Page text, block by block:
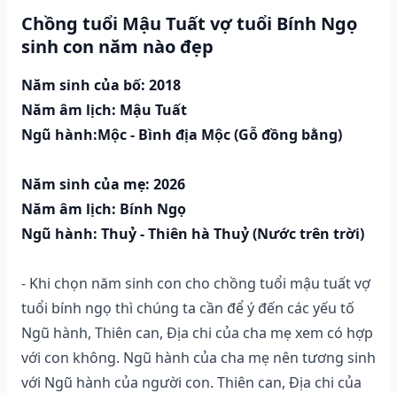
Chồng tuổi Mậu Tuất vợ tuổi Bính Ngọ
sinh con năm nào đẹp
Năm sinh của bố: 2018
Năm âm lịch: Mậu Tuất
Ngũ hành:Mộc - Bình địa Mộc (Gỗ đồng bằng)
Năm sinh của mẹ: 2026
Năm âm lịch: Bính Ngọ
Ngũ hành: Thuỷ - Thiên hà Thuỷ (Nước trên trời)
- Khi chọn năm sinh con cho chồng tuổi mậu tuất vợ
tuổi bính ngọ thì chúng ta cần để ý đến các yếu tố
Ngũ hành, Thiên can, Địa chi của cha mẹ xem có hợp
với con không. Ngũ hành của cha mẹ nên tương sinh
với Ngũ hành của người con. Thiên can, Địa chi của